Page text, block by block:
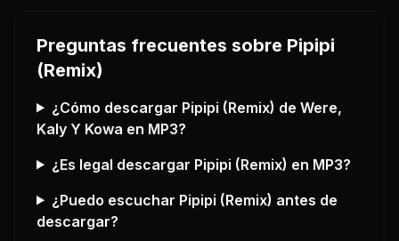
Preguntas frecuentes sobre Pipipi
(Remix)
¿Cómo descargar Pipipi (Remix) de Were,
Kaly Y Kowa en MP3?
¿Es legal descargar Pipipi (Remix) en MP3?
¿Puedo escuchar Pipipi (Remix) antes de
descargar?